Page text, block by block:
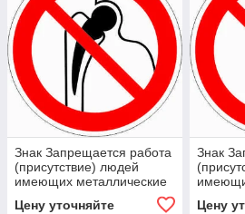
Знак Запрещается работа
(присутствие) людей
имеющих металлические
Цену уточняйте
Знак
Цену